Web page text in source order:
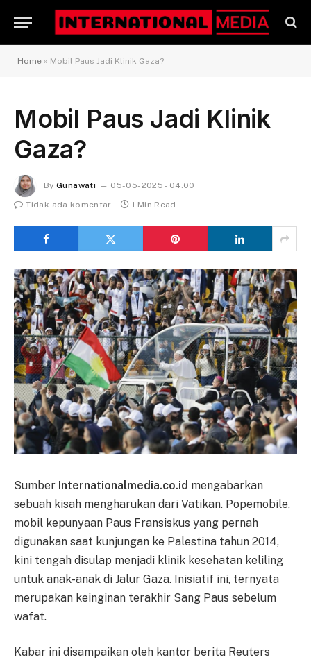
Home » Mobil Paus Jadi Klinik Gaza?
Mobil Paus Jadi Klinik
Gaza?
By Gunawati
05-05-2025 - 04.00
Tidak ada komentar
1 Min Read
Sumber Internationalmedia.co.id mengabarkan
sebuah kisah mengharukan dari Vatikan. Popemobile,
mobil kepunyaan Paus Fransiskus yang pernah
digunakan saat kunjungan ke Palestina tahun 2014,
kini tengah disulap menjadi klinik kesehatan keliling
untuk anak-anak di Jalur Gaza. Inisiatif ini, ternyata
merupakan keinginan terakhir Sang Paus sebelum
wafat.
Kabar ini disampaikan oleh kantor berita Reuters